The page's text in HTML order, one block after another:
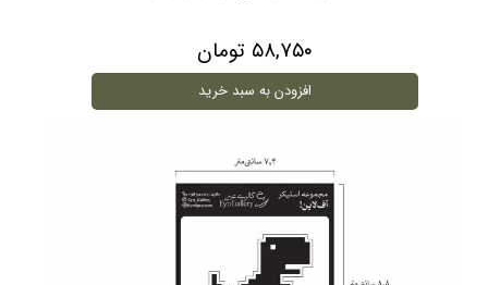
۵۸,۷۵۰ تومان
افزودن به سبد خرید